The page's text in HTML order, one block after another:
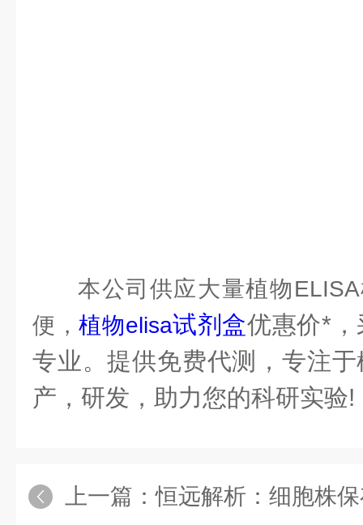
本公司供应大量植物
便，植物elisa试剂盒优惠价*
专业。提供免费代测，专注于
产，研发，助力您的科研实验!
上一篇：恒远解析：细胞株